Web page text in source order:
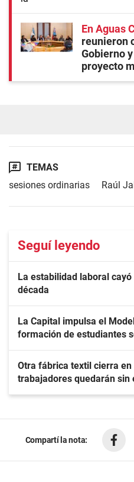
En Aguas
reunieron
Gobierno
proyecto
TEMAS
sesiones ordinarias
Raúl
Seguí leyendo
La estabilidad laboral
década
La Capital impulsa el
formación de estudiantes
Otra fábrica textil cierra en
trabajadores quedarán sin
Compartí la nota: